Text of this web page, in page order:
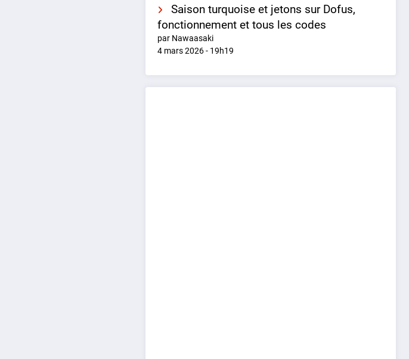
Saison turquoise et jetons sur Dofus,
fonctionnement et tous les codes
par Nawaasaki
4 mars 2026 - 19h19